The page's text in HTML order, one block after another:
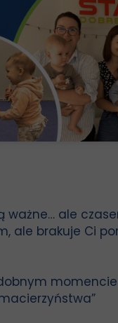
ważne… ale
ale brakuje Ci